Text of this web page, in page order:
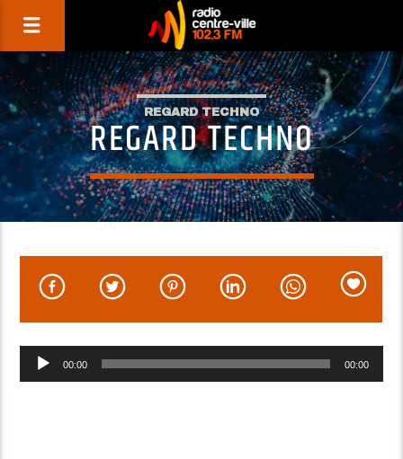
REGARD TECHNO
REGARD TECHNO
Lecteur
00:00 00:00